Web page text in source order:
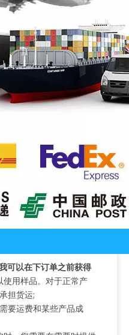
可以在下订单之前获得
使用样品。对于正常产
担货运;
要运费和某些产品成